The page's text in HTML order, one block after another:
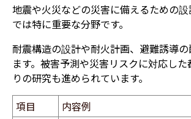
地震や火災などの災害に備えるための
では特に重要な分野です。
耐震構造の設計や耐火計画、避難誘導
ます。被害予測や災害リスクに対応した
りの研究も進められています。
項目
内容例